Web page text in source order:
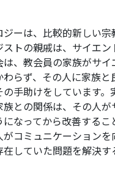
ジーは、比較的新しい
トの親戚は、サイエン
は、教会員の家族がサ
わらず、その人に家族と
の手助けをしています
族との関係は、その人
なってから改善するこ
コミュニケーションを
在していた問題を解決